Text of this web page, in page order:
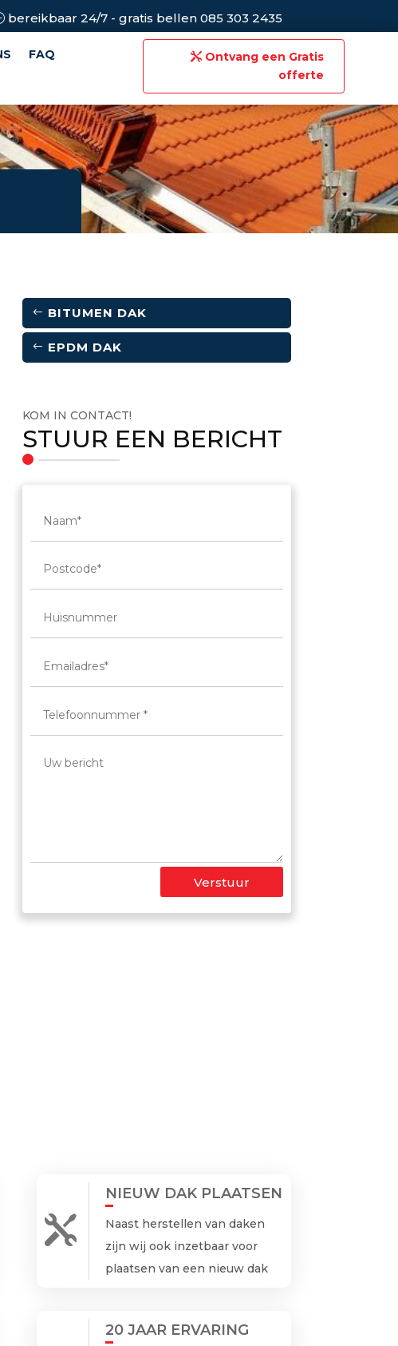
bereikbaar 24/7 - gratis bellen 085 303 2435
FAQ
Ontvang een Gratis
offerte
BITUMEN DAK
EPDM DAK
KOM IN CONTACT!
STUUR EEN BERICHT
Verstuur

NIEUW DAK PLAATSEN
Naast herstellen van daken
zijn wij ook inzetbaar voor
plaatsen van een nieuw dak
20 JAAR ERVARING